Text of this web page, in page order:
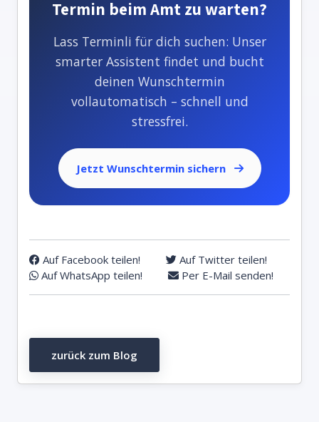
Termin beim Amt zu warten?
Lass Terminli für dich suchen: Unser
smarter Assistent findet und bucht
deinen Wunschtermin
vollautomatisch – schnell und
stressfrei.
Jetzt Wunschtermin sichern
Auf Facebook teilen!
Auf Twitter teilen!
Auf WhatsApp teilen!
Per E-Mail senden!
zurück zum Blog